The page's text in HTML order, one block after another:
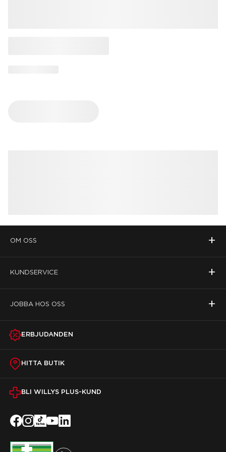
OM OSS +
KUNDSERVICE +
JOBBA HOS OSS +
ERBJUDANDEN
HITTA BUTIK
BLI WILLYS PLUS-KUND